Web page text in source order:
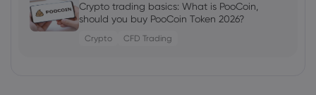
Crypto trading basics: What is PooCoin,
should you buy PooCoin Token 2026?
Crypto CFD Trading